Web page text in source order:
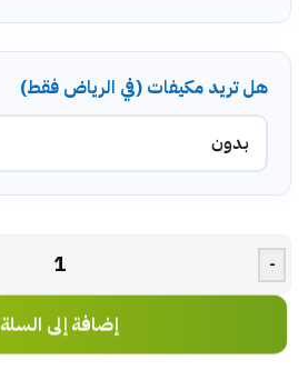
هل تريد مكيفات (في الرياض فقط)
-
إضافة إلى السلة